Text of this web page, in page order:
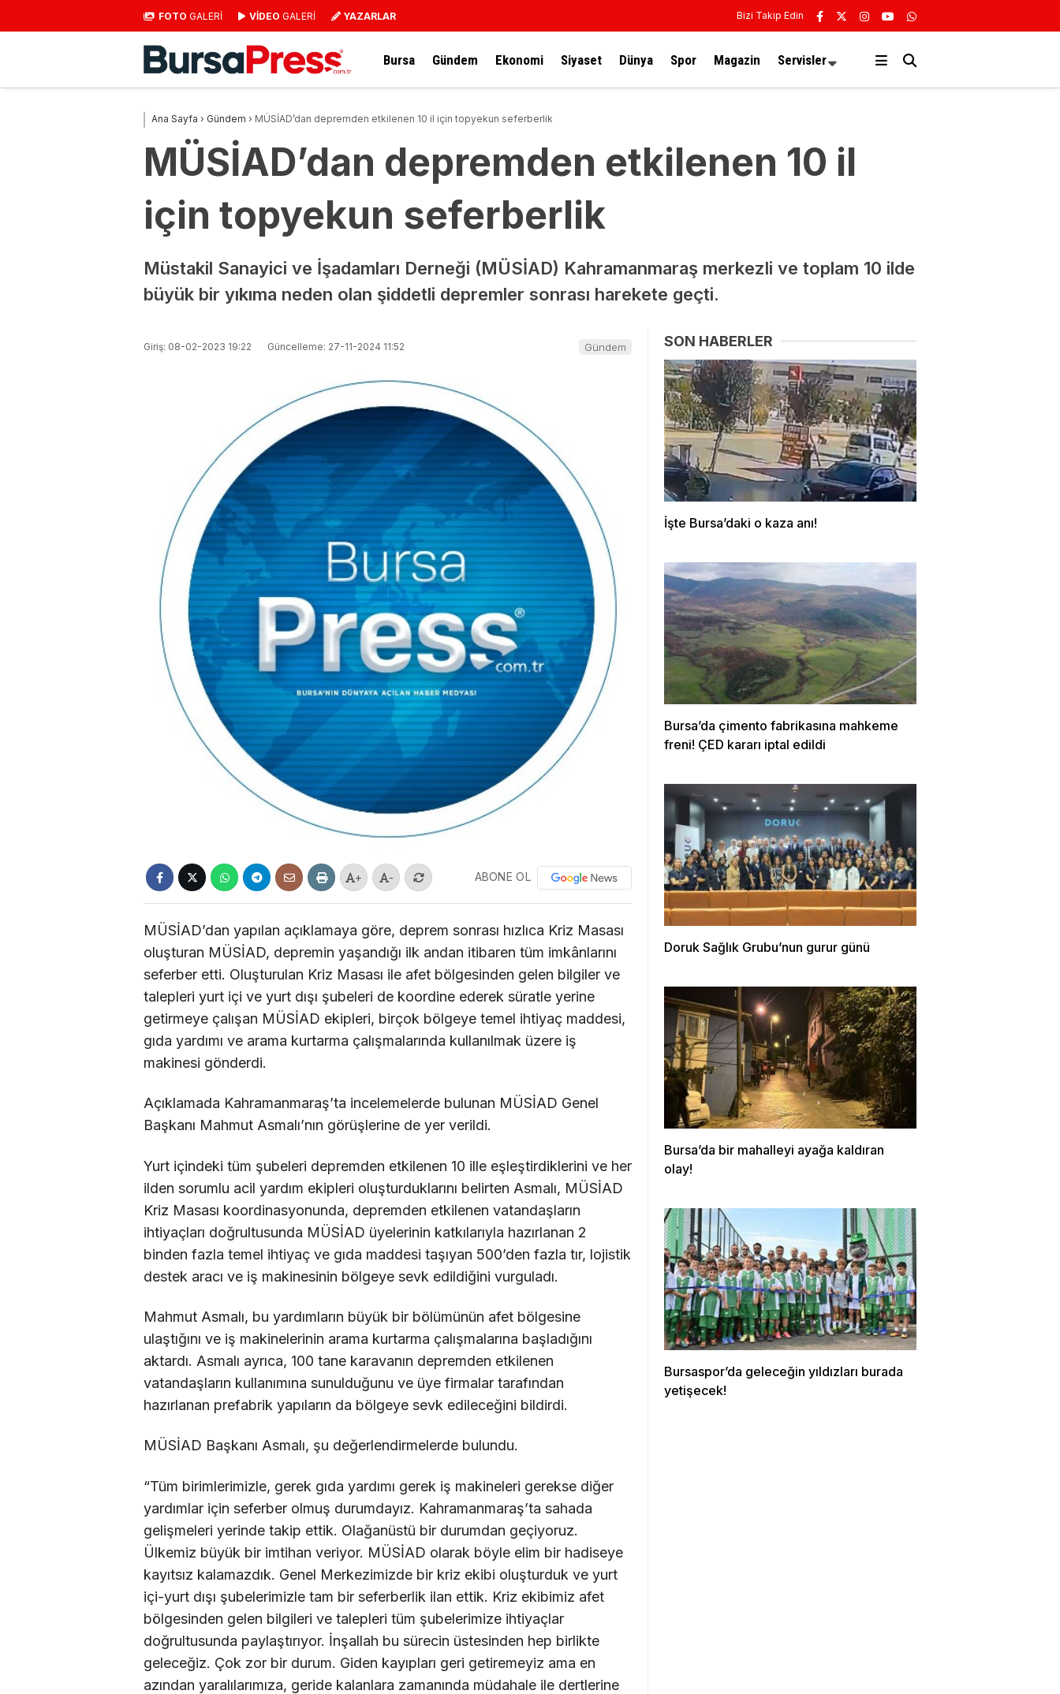
FOTO GALERİ VİDEO GALERİ YAZARLAR Bizi Takip Edin
Bursa Gündem Ekonomi Siyaset Dünya Spor Magazin Servisler
Ana Sayfa › Gündem › MÜSİAD’dan depremden etkilenen 10 il için topyekun seferberlik
MÜSİAD’dan depremden etkilenen 10 il
için topyekun seferberlik
Müstakil Sanayici ve İşadamları Derneği (MÜSİAD) Kahramanmaraş merkezli ve toplam 10 ilde
büyük bir yıkıma neden olan şiddetli depremler sonrası harekete geçti.
Giriş: 08-02-2023 19:22 Güncelleme: 27-11-2024 11:52 Gündem
+ - ABONE OL
MÜSİAD’dan yapılan açıklamaya göre, deprem sonrası hızlıca Kriz Masası
oluşturan MÜSİAD, depremin yaşandığı ilk andan itibaren tüm imkânlarını
seferber etti. Oluşturulan Kriz Masası ile afet bölgesinden gelen bilgiler ve
talepleri yurt içi ve yurt dışı şubeleri de koordine ederek süratle yerine
getirmeye çalışan MÜSİAD ekipleri, birçok bölgeye temel ihtiyaç maddesi,
gıda yardımı ve arama kurtarma çalışmalarında kullanılmak üzere iş
makinesi gönderdi.
Açıklamada Kahramanmaraş’ta incelemelerde bulunan MÜSİAD Genel
Başkanı Mahmut Asmalı’nın görüşlerine de yer verildi.
Yurt içindeki tüm şubeleri depremden etkilenen 10 ille eşleştirdiklerini ve her
ilden sorumlu acil yardım ekipleri oluşturduklarını belirten Asmalı, MÜSİAD
Kriz Masası koordinasyonunda, depremden etkilenen vatandaşların
ihtiyaçları doğrultusunda MÜSİAD üyelerinin katkılarıyla hazırlanan 2
binden fazla temel ihtiyaç ve gıda maddesi taşıyan 500’den fazla tır, lojistik
destek aracı ve iş makinesinin bölgeye sevk edildiğini vurguladı.
Mahmut Asmalı, bu yardımların büyük bir bölümünün afet bölgesine
ulaştığını ve iş makinelerinin arama kurtarma çalışmalarına başladığını
aktardı. Asmalı ayrıca, 100 tane karavanın depremden etkilenen
vatandaşların kullanımına sunulduğunu ve üye firmalar tarafından
hazırlanan prefabrik yapıların da bölgeye sevk edileceğini bildirdi.
MÜSİAD Başkanı Asmalı, şu değerlendirmelerde bulundu.
“Tüm birimlerimizle, gerek gıda yardımı gerek iş makineleri gerekse diğer
yardımlar için seferber olmuş durumdayız. Kahramanmaraş’ta sahada
gelişmeleri yerinde takip ettik. Olağanüstü bir durumdan geçiyoruz.
Ülkemiz büyük bir imtihan veriyor. MÜSİAD olarak böyle elim bir hadiseye
kayıtsız kalamazdık. Genel Merkezimizde bir kriz ekibi oluşturduk ve yurt
içi-yurt dışı şubelerimizle tam bir seferberlik ilan ettik. Kriz ekibimiz afet
bölgesinden gelen bilgileri ve talepleri tüm şubelerimize ihtiyaçlar
doğrultusunda paylaştırıyor. İnşallah bu sürecin üstesinden hep birlikte
geleceğiz. Çok zor bir durum. Giden kayıpları geri getiremeyiz ama en
azından yaralılarımıza, geride kalanlara zamanında müdahale ile dertlerine
SON HABERLER
İşte Bursa’daki o kaza anı!
Bursa’da çimento fabrikasına mahkeme
freni! ÇED kararı iptal edildi
Doruk Sağlık Grubu’nun gurur günü
Bursa’da bir mahalleyi ayağa kaldıran
olay!
Bursaspor’da geleceğin yıldızları burada
yetişecek!